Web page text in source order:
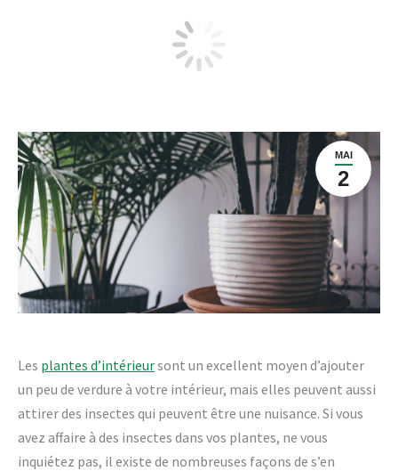
5 astuces pour se débarrasser des
insectes dans vos plantes d’intérieur
MAI
2
Les plantes d’intérieursont un excellent moyen d’ajouter
un peu de verdure à votre intérieur, mais elles peuvent aussi
attirer des insectes qui peuvent être une nuisance. Si vous
avez affaire à des insectes dans vos plantes, ne vous
inquiétez pas, il existe de nombreuses façons de s’en